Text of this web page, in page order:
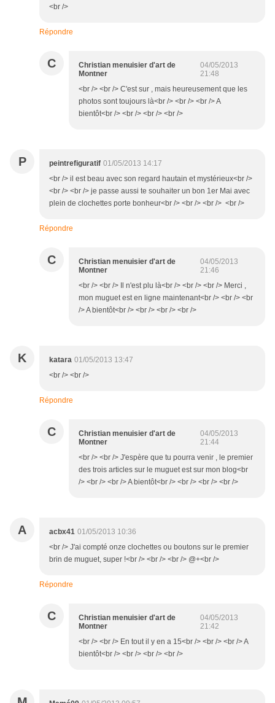
<br />
Répondre
C
Christian menuisier d'art de
Montner
04/05/2013
21:48
<br /> <br /> C'est sur , mais heureusement que les
photos sont toujours là<br /> <br /> <br /> A
bientôt<br /> <br /> <br /> <br />
P peintrefiguratif 01/05/2013 14:17
<br /> il est beau avec son regard hautain et mystérieux<br />
<br /> <br /> je passe aussi te souhaiter un bon 1er Mai avec
plein de clochettes porte bonheur<br /> <br /> <br /> <br />
Répondre
C
Christian menuisier d'art de
Montner
04/05/2013
21:46
<br /> <br /> Il n'est plu là<br /> <br /> <br /> Merci ,
mon muguet est en ligne maintenant<br /> <br /> <br
/> A bientôt<br /> <br /> <br /> <br />
K katara 01/05/2013 13:47
<br /> <br />
Répondre
C
Christian menuisier d'art de
Montner
04/05/2013
21:44
<br /> <br /> J'espère que tu pourra venir , le premier
des trois articles sur le muguet est sur mon blog<br
/> <br /> <br /> A bientôt<br /> <br /> <br /> <br />
A acbx41 01/05/2013 10:36
<br /> J'ai compté onze clochettes ou boutons sur le premier
brin de muguet, super !<br /> <br /> <br /> @+<br />
Répondre
C
Christian menuisier d'art de
Montner
04/05/2013
21:42
<br /> <br /> En tout il y en a 15<br /> <br /> <br /> A
bientôt<br /> <br /> <br /> <br />